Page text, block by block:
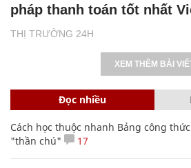
THỊ TRƯỜNG 24H
pháp thanh toán tốt nhất
XEM THÊM BÀI
Đọc nhiều
Cách học thuộc nhanh Bảng công
"thần chú"
17